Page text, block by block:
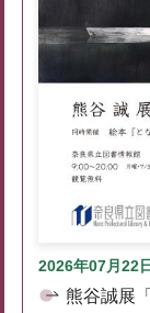
2026年07月22
熊谷誠展